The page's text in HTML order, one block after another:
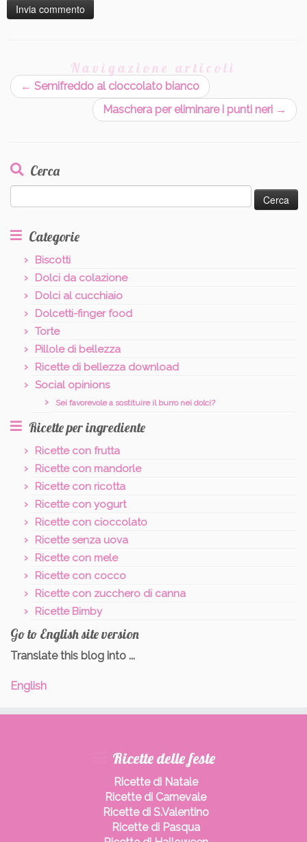
Navigazione articoli
← Semifreddo al cioccolato bianco
Maschera per eliminare i punti neri →
Cerca
per:
Categorie
Biscotti
Dolci da colazione
Dolci al cucchiaio
Dolcetti-finger food
Torte
Pillole di bellezza
Ricette di bellezza download
Social opinions
Sei favorevole a sostituire il burro nei dolci?
Ricette per ingrediente
Ricette con frutta
Ricette con mandorle
Ricette con ricotta
Ricette con yogurt
Ricette con cioccolato
Ricette senza uova
Ricette con mele
Ricette con cocco
Ricette con zucchero di canna
Ricette Bimby
Go to English site version
Translate this blog into ...
English
Ricette delle feste
Ricette di Natale
Ricette di Carnevale
Ricette di S.Valentino
Ricette di Pasqua